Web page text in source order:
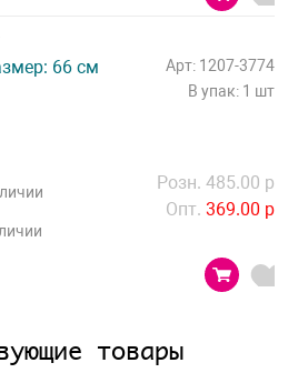
66 см
Арт: 1207-3774
В упак: 1 шт
Розн. 485.00 р
Опт. 369.00 р
товары